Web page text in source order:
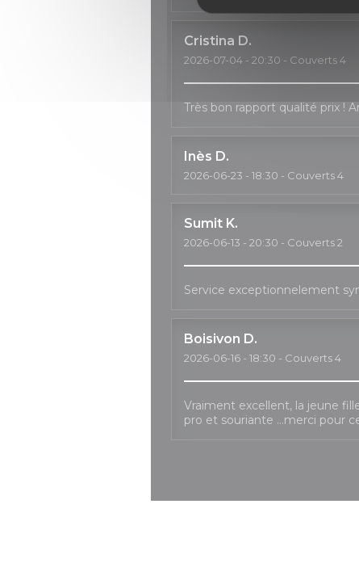
Cristina D
2026-07-04 - 20:30 - Couverts 4
Très bon rapport qualité prix !
Inès D
2026-06-23 - 18:30 - Couverts 4
Sumit K
2026-06-13 - 20:30 - Couverts 2
Service exceptionnelement
Boisivon D
2026-06-16 - 18:30 - Couverts 4
Vraiment excellent, la jeune
pro et souriante …merci pour